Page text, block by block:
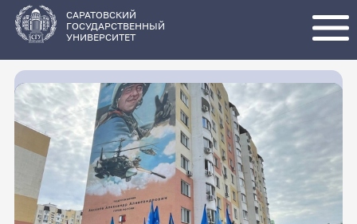
основному
содержанию
САРАТОВСКИЙ
ГОСУДАРСТВЕННЫЙ
УНИВЕРСИТЕТ